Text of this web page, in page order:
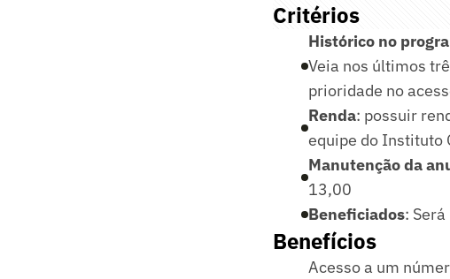
Critérios
Histórico no
Veia nos últimos
prioridade no
Renda: possuir
equipe do Instituto
Manutenção da
13,00
Beneficiados:
Benefícios
Acesso a um